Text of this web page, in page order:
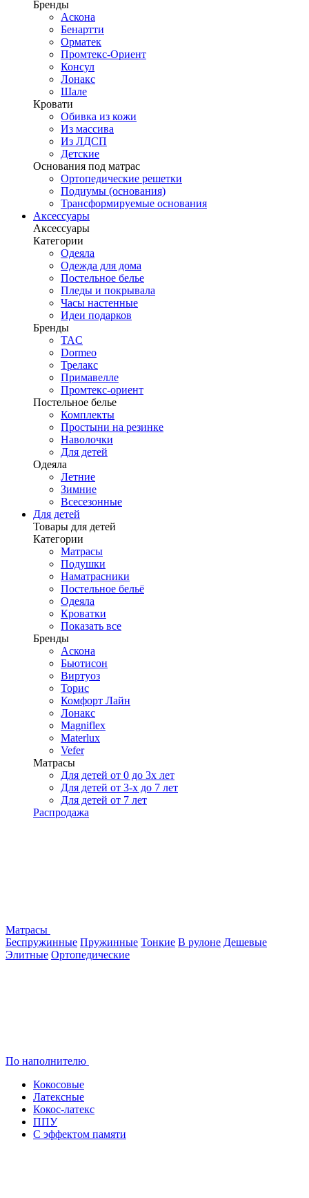
Бренды
Аскона
Бенартти
Орматек
Промтекс-Ориент
Консул
Лонакс
Шале
Кровати
Обивка из кожи
Из массива
Из ЛДСП
Детские
Основания под матрас
Ортопедические решетки
Подиумы (основания)
Трансформируемые основания
Аксессуары
Аксессуары
Категории
Одеяла
Одежда для дома
Постельное белье
Пледы и покрывала
Часы настенные
Идеи подарков
Бренды
TAC
Dormeo
Трелакс
Примавелле
Промтекс-ориент
Постельное белье
Комплекты
Простыни на резинке
Наволочки
Для детей
Одеяла
Летние
Зимние
Всесезонные
Для детей
Товары для детей
Категории
Матрасы
Подушки
Наматрасники
Постельное бельё
Одеяла
Кроватки
Показать все
Бренды
Аскона
Бьютисон
Виртуоз
Торис
Комфорт Лайн
Лонакс
Magniflex
Materlux
Vefer
Матрасы
Для детей от 0 до 3х лет
Для детей от 3-х до 7 лет
Для детей от 7 лет
Распродажа
Матрасы
Беспружинные Пружинные Тонкие В рулоне Дешевые
Элитные Ортопедические
По наполнителю
Кокосовые
Латексные
Кокос-латекс
ППУ
С эффектом памяти